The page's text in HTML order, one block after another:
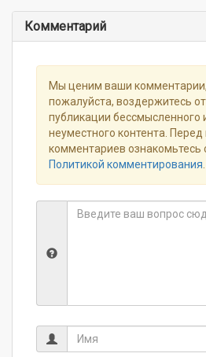
Комментарий
Мы ценим ваши
пожалуйста, воздержитесь от
публикации бессмысленного
неуместного контента.
комментариев ознакомьтесь
Политикой комментирования